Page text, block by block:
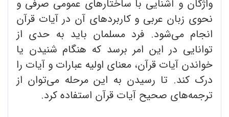
واژگان و آشنایی با ساختارهای عمومی صرفی و
نحوی زبان عربی و کاربردهای آن در آیات قرآن
انجام می‌شود. فرد مسلمان باید به حدی از
توانایی در این امر برسد که هنگام شنیدن یا
خواندن آیات قرآن، معنای اولیه عبارات و آیات را
درک کند. تا رسیدن به این مرحله می‌توان از
ترجمه‌های صحیح آیات قرآن استفاده کرد.